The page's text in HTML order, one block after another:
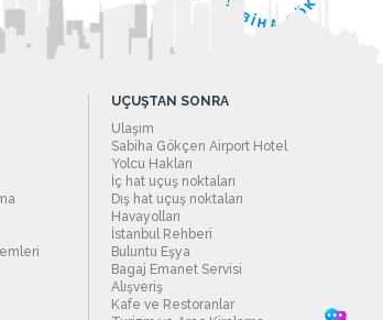
UÇUŞTAN SONRA
Ulaşım
Sabiha Gökçen Airport Hotel
Yolcu Hakları
İç hat uçuş noktaları
Dış hat uçuş noktaları
Havayolları
İstanbul Rehberi
Buluntu Eşya
Bagaj Emanet Servisi
Alışveriş
Kafe ve Restoranlar